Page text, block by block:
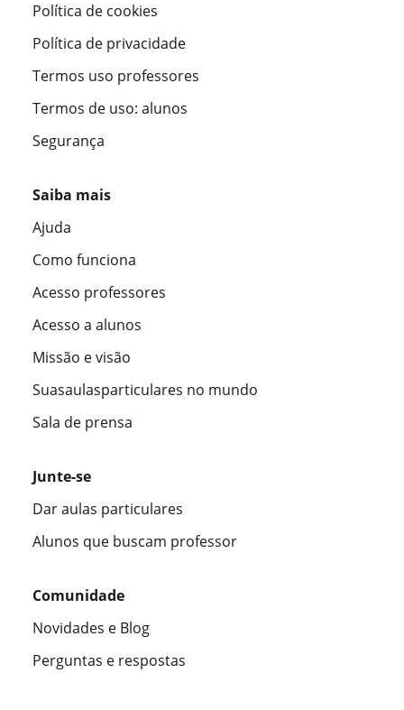
Política de cookies
Política de privacidade
Termos uso professores
Termos de uso: alunos
Segurança
Saiba mais
Ajuda
Como funciona
Acesso professores
Acesso a alunos
Missão e visão
Suasaulasparticulares no mundo
Sala de prensa
Junte-se
Dar aulas particulares
Alunos que buscam professor
Comunidade
Novidades e Blog
Perguntas e respostas